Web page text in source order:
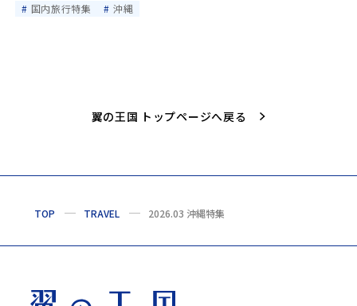
国内旅行特集 沖縄
翼の王国 トップページへ戻る
TOP TRAVEL 2026.03 沖縄特集